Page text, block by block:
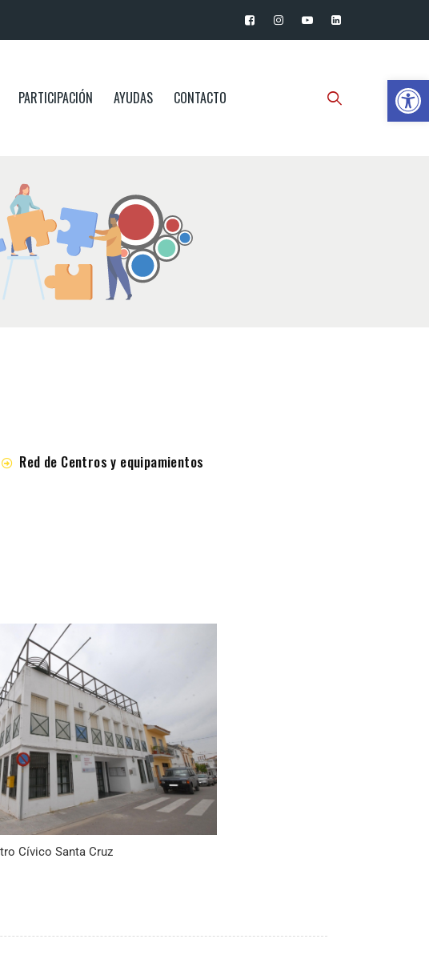
PARTICIPACIÓN AYUDAS CONTACTO
Red de Centros y equipamientos
Cívico Santa Cruz